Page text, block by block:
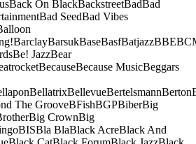
Back On BlackBackstreetBadBad
Bad SeedBad Vibes
BarclayBarsukBaseBasfBatjazzBBE
Be! JazzBear
BecauseBecause MusicBeggars
BellatrixBellevueBertelsmannBerton
The GrooveBFishBGPBiberBig
Big CrownBig
BISBla BlaBlack AcreBlack And